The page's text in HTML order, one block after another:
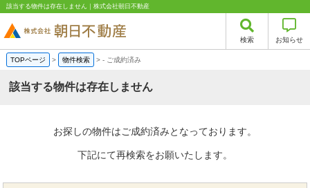
該当する物件は存在しません｜株式会社朝日不動産
検索 お知らせ
TOPページ > 物件検索 >- ご成約済み
該当する物件は存在しません
お探しの物件はご成約済みとなっております。
下記にて再検索をお願いたします。